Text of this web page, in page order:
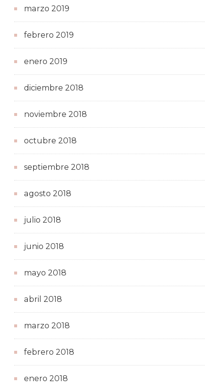
marzo 2019
febrero 2019
enero 2019
diciembre 2018
noviembre 2018
octubre 2018
septiembre 2018
agosto 2018
julio 2018
junio 2018
mayo 2018
abril 2018
marzo 2018
febrero 2018
enero 2018